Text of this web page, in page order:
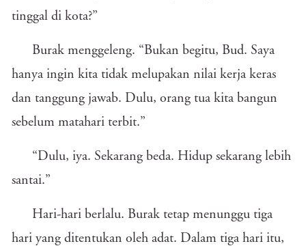
tinggal di kota?”
Burak menggeleng. “Bukan begitu, Bud. Saya
hanya ingin kita tidak melupakan nilai kerja keras
dan tanggung jawab. Dulu, orang tua kita bangun
sebelum matahari terbit.”
“Dulu, iya. Sekarang beda. Hidup sekarang lebih
santai.”
Hari-hari berlalu. Burak tetap menunggu tiga
hari yang ditentukan oleh adat. Dalam tiga hari itu,